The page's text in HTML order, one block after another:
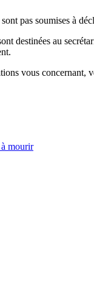
pas soumises à
destinées au
vous
mourir